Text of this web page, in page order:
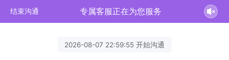
结束沟通 专属客服正在为您服务
2026-08-07 22:59:55 开始沟通